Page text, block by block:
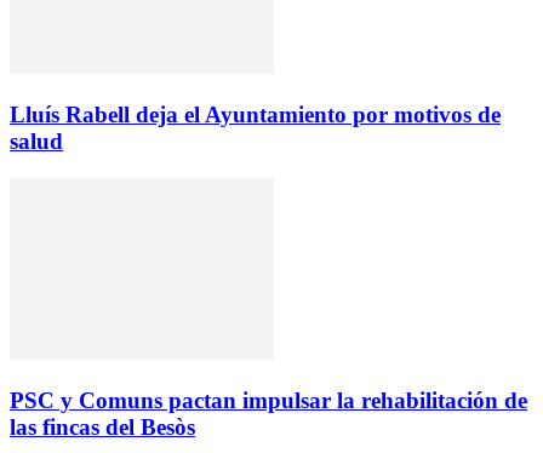
Lluís Rabell deja el Ayuntamiento por motivos de
salud
PSC y Comuns pactan impulsar la rehabilitación de
las fincas del Besòs